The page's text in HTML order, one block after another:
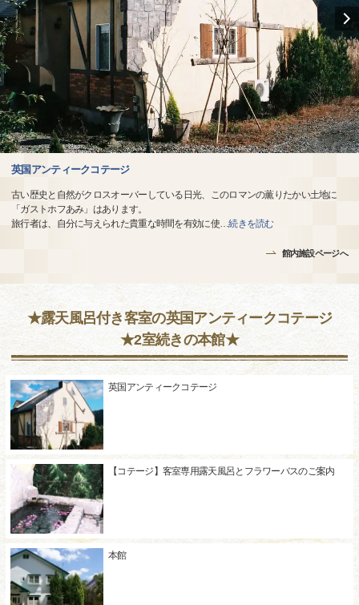
英国アンティークコテージ
古い歴史と自然がクロスオーバーしている日光、このロマンの薫りたかい土地に
「ガストホフあみ」はあります。
旅行者は、自分に与えられた貴重な時間を有効に使…続きを読む
館内施設ページへ
★露天風呂付き客室の英国アンティークコテージ
★2室続きの本館★
英国アンティークコテージ
【コテージ】客室専用露天風呂とフラワーバスのご案内
本館